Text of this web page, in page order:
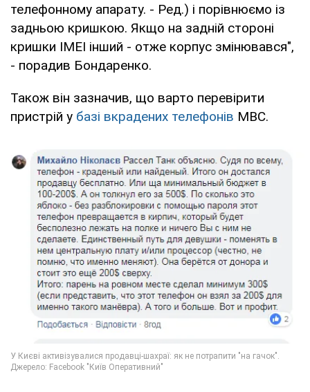
телефонному апарату. - Ред.) і порівнюємо із
задньою кришкою. Якщо на задній стороні
кришки IMEI інший - отже корпус змінювався",
- порадив Бондаренко.
Також він зазначив, що варто перевірити
пристрій у базі вкрадених телефонів МВС.